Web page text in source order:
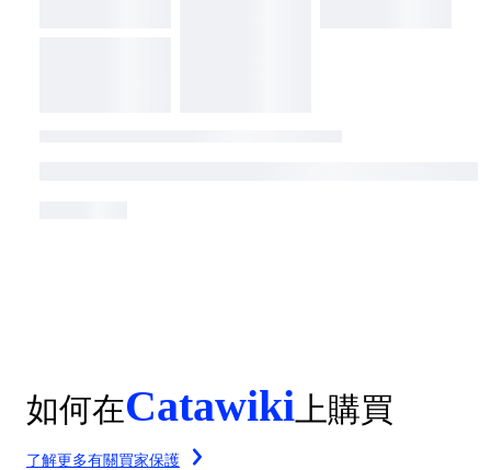
如何在Catawiki 上購買
了解更多有關買家保護